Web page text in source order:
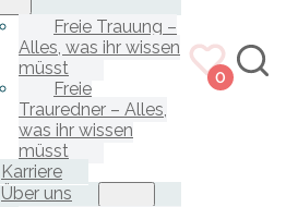
Freie Trauung –
Alles, was ihr wissen
müsst
Freie
Trauredner – Alles,
was ihr wissen
müsst
Karriere
Über uns
0